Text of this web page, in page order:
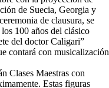
de Suecia, Georgia y
de clausura, se
100 años del clásico
del doctor Caligari”
contará con musicalización
Clases Maestras con
Estas figuras